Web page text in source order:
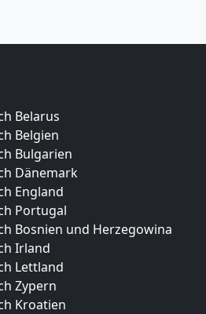
Belarus
Belgien
Bulgarien
Dänemark
England
Portugal
Bosnien und Herzegowina
Irland
Lettland
Zypern
Kroatien